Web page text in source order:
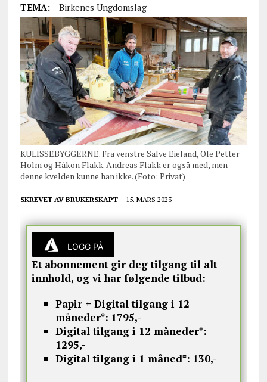
TEMA: Birkenes Ungdomslag
KULISSEBYGGERNE. Fra venstre Salve Eieland, Ole Petter
Holm og Håkon Flakk. Andreas Flakk er også med, men
denne kvelden kunne han ikke. (Foto: Privat)
SKREVET AV BRUKERSKAPT 15. MARS 2023
LOGG PÅ
Et abonnement gir deg tilgang til alt
innhold, og vi har følgende tilbud:
Papir + Digital tilgang i 12
måneder*: 1795,-
Digital tilgang i 12 måneder*:
1295,-
Digital tilgang i 1 måned*: 130,-